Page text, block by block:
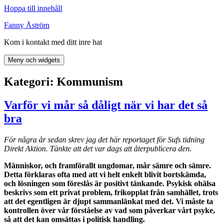
Hoppa till innehåll
Fanny Åström
Kom i kontakt med ditt inre hat
Meny och widgets
Kategori: Kommunism
Varför vi mår så dåligt när vi har det så
bra
För några år sedan skrev jag det här reportaget för Sufs tidning
Direkt Aktion. Tänkte att det var dags att återpublicera den.
Människor, och framförallt ungdomar, mår sämre och sämre.
Detta förklaras ofta med att vi helt enkelt blivit bortskämda,
och lösningen som föreslås är positivt tänkande. Psykisk ohälsa
beskrivs som ett privat problem, frikopplat från samhället, trots
att det egentligen är djupt sammanlänkat med det. Vi måste ta
kontrollen över vår förståelse av vad som påverkar vårt psyke,
så att det kan omsättas i politisk handling.